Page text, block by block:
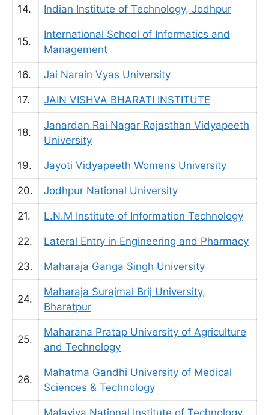
14. Indian Institute of Technology, Jodhpur
15.
International School of Informatics and
Management
16. Jai Narain Vyas University
17. JAIN VISHVA BHARATI INSTITUTE
18.
Janardan Rai Nagar Rajasthan Vidyapeeth
University
19. Jayoti Vidyapeeth Womens University
20. Jodhpur National University
21. L.N.M Institute of Information Technology
22. Lateral Entry in Engineering and Pharmacy
23. Maharaja Ganga Singh University
24.
Maharaja Surajmal Brij University,
Bharatpur
25.
Maharana Pratap University of Agriculture
and Technology
26.
Mahatma Gandhi University of Medical
Sciences & Technology
Malaviya National Institute of Technology,